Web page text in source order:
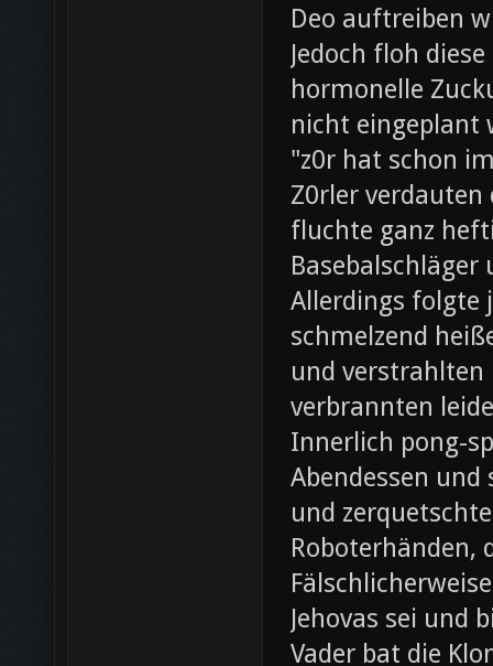
Deo auftreiben
Jedoch floh
hormonelle
nicht eingeplant
"z0r hat schon
Z0rler
fluchte ganz
Allerdings folgte
schmelzend
und verstrahlten
verbrannten
Innerlich pong-
Abendessen
und
Roboterhänden,
Jehovas sei und
Vader bat die